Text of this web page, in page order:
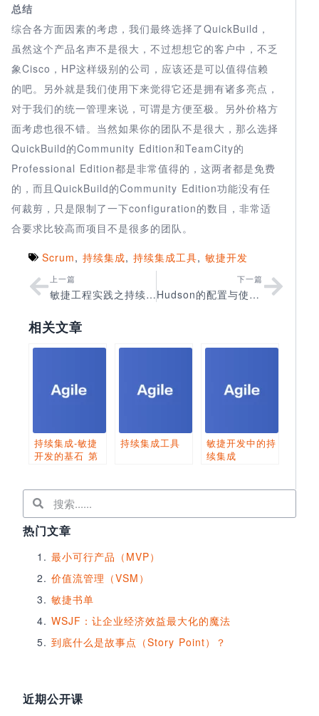
总结
综合各方面因素的考虑，我们最终选择了QuickBuild，
虽然这个产品名声不是很大，不过想想它的客户中，不乏
象Cisco，HP这样级别的公司，应该还是可以值得信赖
的吧。另外就是我们使用下来觉得它还是拥有诸多亮点，
对于我们的统一管理来说，可谓是方便至极。另外价格方
面考虑也很不错。当然如果你的团队不是很大，那么选择
QuickBuild的Community Edition和TeamCity的
Professional Edition都是非常值得的，这两者都是免费
的，而且QuickBuild的Community Edition功能没有任
何裁剪，只是限制了一下configuration的数目，非常适
合要求比较高而项目不是很多的团队。
Scrum, 持续集成, 持续集成工具, 敏捷开发
上一篇
敏捷工程实践之持续集成
下一篇
Hudson的配置与使用入门
相关文章
持续集成-敏捷
开发的基石 第
持续集成工具
敏捷开发中的持
续集成
热门文章
最小可行产品（MVP）
价值流管理（VSM）
敏捷书单
WSJF：让企业经济效益最大化的魔法
到底什么是故事点（Story Point）？
近期公开课